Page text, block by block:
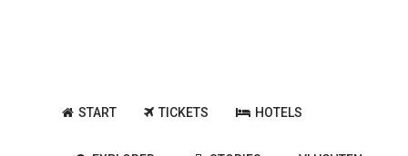
START TICKETS HOTELS